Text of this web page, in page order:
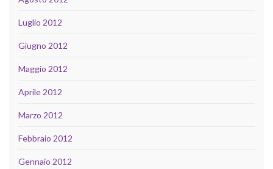
Luglio 2012
Giugno 2012
Maggio 2012
Aprile 2012
Marzo 2012
Febbraio 2012
Gennaio 2012